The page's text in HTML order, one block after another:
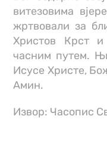
витезовима
жртвовали за
Христов Крст
часним путем.
Исусе Христе,
Амин.
Извор: Часопис